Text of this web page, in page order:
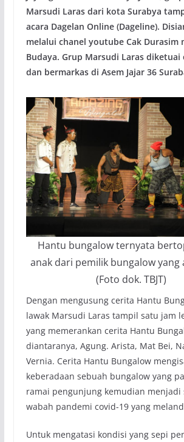
Marsudi Laras dari kota Surabya
acara Dagelan Online (Dageline).
melalui chanel youtube Cak Durasim
Budaya. Grup Marsudi Laras diketuai
dan bermarkas di Asem Jajar 36
Hantu bungalow ternyata
anak dari pemilik bungalow yang
(Foto dok. TBJT)
Dengan mengusung cerita Hantu
lawak Marsudi Laras tampil satu jam
yang memerankan cerita Hantu
diantaranya, Agung. Arista, Mat Bei,
Vernia. Cerita Hantu Bungalow
keberadaan sebuah bungalow yang
ramai pengunjung kemudian menjadi
wabah pandemi covid-19 yang
Untuk mengatasi kondisi yang sepi